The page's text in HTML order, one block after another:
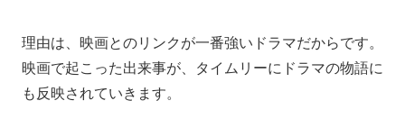
理由は、映画とのリンクが一番強いドラマだからです。
映画で起こった出来事が、タイムリーにドラマの物語に
も反映されていきます。